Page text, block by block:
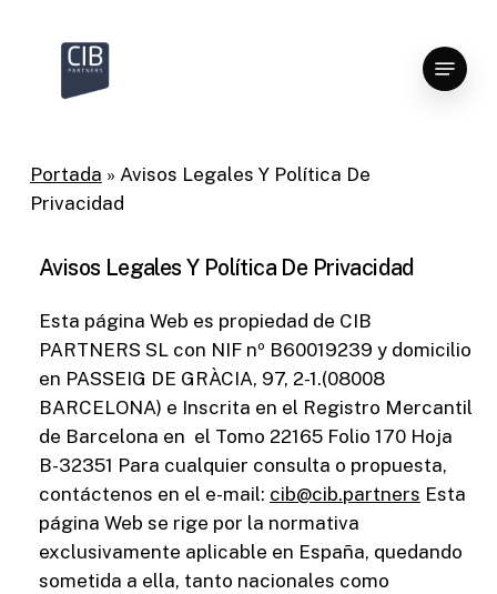
content
Menu
Portada » Avisos Legales Y Política De
Privacidad
Avisos Legales Y Política De Privacidad
Esta página Web es propiedad de CIB
PARTNERS SL con NIF nº B60019239 y domicilio
en PASSEIG DE GRÀCIA, 97, 2-1.(08008
BARCELONA) e Inscrita en el Registro Mercantil
de Barcelona en el Tomo 22165 Folio 170 Hoja
B-32351 Para cualquier consulta o propuesta,
contáctenos en el e-mail: cib@cib.partners Esta
página Web se rige por la normativa
exclusivamente aplicable en España, quedando
sometida a ella, tanto nacionales como
Close
Menu